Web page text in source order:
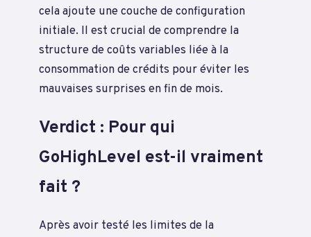
cela ajoute une couche de configuration
initiale. Il est crucial de comprendre la
structure de coûts variables liée à la
consommation de crédits pour éviter les
mauvaises surprises en fin de mois.
Verdict : Pour qui
GoHighLevel est-il vraiment
fait ?
Après avoir testé les limites de la